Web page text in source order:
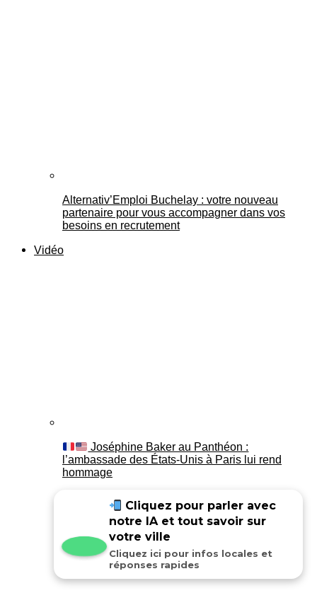
Alternativ’Emploi Buchelay : votre nouveau
partenaire pour vous accompagner dans vos
besoins en recrutement
Vidéo
Joséphine Baker au Panthéon :
l’ambassade des États-Unis à Paris lui rend
hommage
Cliquez pour parler avec
notre IA et tout savoir sur
votre ville
Cliquez ici pour infos locales et
réponses rapides